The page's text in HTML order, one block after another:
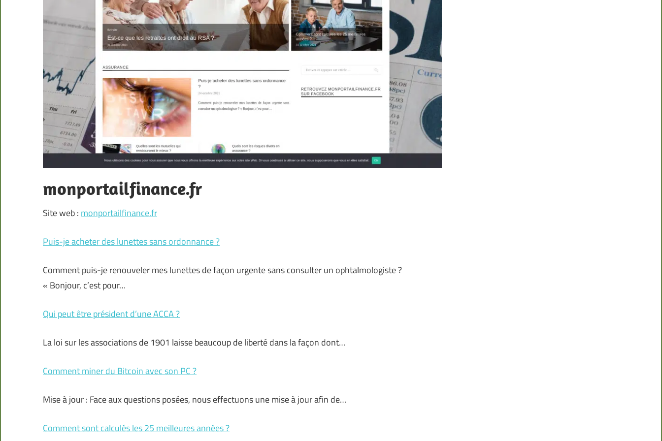
monportailfinance.fr
Site web : monportailfinance.fr
Puis-je acheter des lunettes sans ordonnance ?
Comment puis-je renouveler mes lunettes de façon urgente sans consulter un ophtalmologiste ?
« Bonjour, c’est pour…
Qui peut être président d’une ACCA ?
La loi sur les associations de 1901 laisse beaucoup de liberté dans la façon dont…
Comment miner du Bitcoin avec son PC ?
Mise à jour : Face aux questions posées, nous effectuons une mise à jour afin de…
Comment sont calculés les 25 meilleures années ?